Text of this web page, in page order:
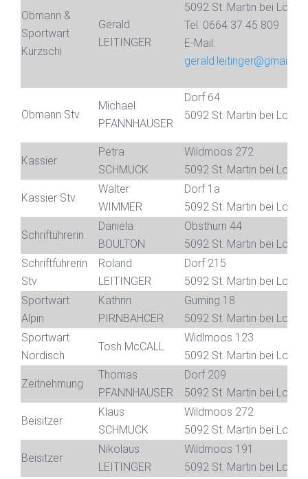
Obmann &
Sportwart
Kurzschi
Gerald
LEITINGER
5092 St. Martin bei Lofer
Tel. 0664 37 45 809
E-Mail:
Obmann Stv.
Michael
PFANNHAUSER
Dorf 64
5092 St. Martin bei Lofer
Kassier
Petra
SCHMUCK
Wildmoos 272
5092 St. Martin bei Lofer
Kassier Stv.
Walter
WIMMER
Dorf 1a
5092 St. Martin bei Lofer
Schriftührerin
Daniela
BOULTON
Obsthurn 44
5092 St. Martin bei Lofer
Schriftführerin
Stv
Roland
LEITINGER
Dorf 215
5092 St. Martin bei Lofer
Sportwart
Alpin
Kathrin
PIRNBAHCER
Guming 18
5092 St. Martin bei Lofer
Sportwart
Nordisch
Tosh McCALL
Widlmoos 123
5092 St. Martin bei Lofer
Zeitnehmung
Thomas
PFANNHAUSER
Dorf 209
5092 St. Martin bei Lofer
Beisitzer
Klaus
SCHMUCK
Wildmoos 272
5092 St. Martin bei Lofer
Beisitzer
Nikolaus
LEITINGER
Wildmoos 191
5092 St. Martin bei Lofer